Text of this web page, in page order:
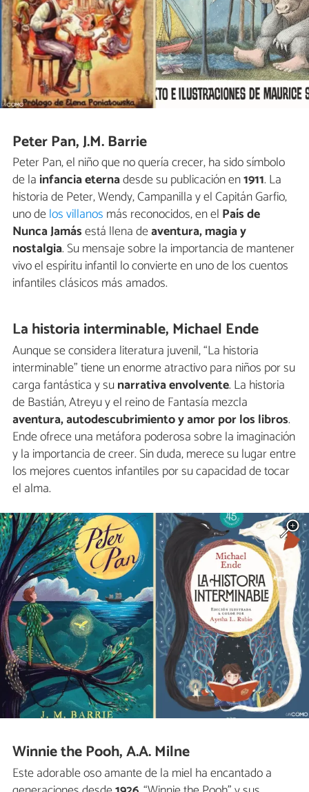
Peter Pan, J.M. Barrie
Peter Pan, el niño que no quería crecer, ha sido símbolo
de la infancia eternadesde su publicación en1911. La
historia de Peter, Wendy, Campanilla y el Capitán Garfio,
uno delos villanos más reconocidos, en el País de
Nunca Jamásestá llena deaventura, magia y
nostalgia. Su mensaje sobre la importancia de mantener
vivo el espíritu infantil lo convierte en uno de los cuentos
infantiles clásicos más amados.
La historia interminable, Michael Ende
Aunque se considera literatura juvenil, “La historia
interminable” tiene un enorme atractivo para niños por su
carga fantástica y sunarrativa envolvente. La historia
de Bastián, Atreyu y el reino de Fantasía mezcla
aventura, autodescubrimiento y amor por los libros.
Ende ofrece una metáfora poderosa sobre la imaginación
y la importancia de creer. Sin duda, merece su lugar entre
los mejores cuentos infantiles por su capacidad de tocar
el alma.
Winnie the Pooh, A.A. Milne
Este adorable oso amante de la miel ha encantado a